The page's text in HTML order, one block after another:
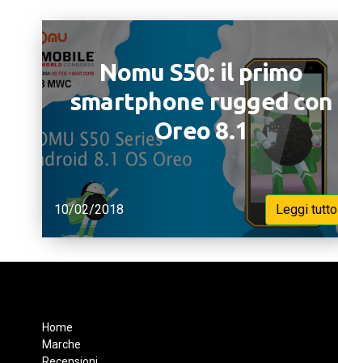
Nomu S50: il primo
smartphone rugged con
Oreo 8.1
10/02/2018 Leggi tutto
Home
Marche